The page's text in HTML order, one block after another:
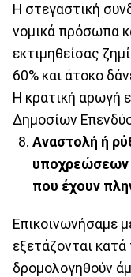
Η στεγαστική
νομικά πρόσωπα
εκτιμηθείσας
60% και άτοκο
Η κρατική αρωγή
Δημοσίων
Αναστολή ή
υποχρεώσεων
που έχουν
Επικοινωνήσαμε
εξετάζονται
δρομολογηθούν